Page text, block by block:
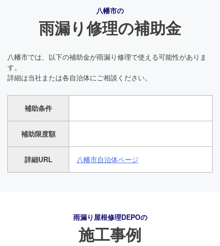
八幡市の
雨漏り修理の補助金
八幡市では、以下の補助金が雨漏り修理で使える可能性がありま
す。
詳細は当社または各自治体にご相談ください。
補助条件
補助限度額
詳細URL 八幡市自治体ページ
雨漏り屋根修理DEPOの
施工事例